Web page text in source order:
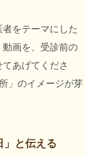
者をテーマにした
画を、受診前の
あげてくださ
」のイメージが芽
と伝える